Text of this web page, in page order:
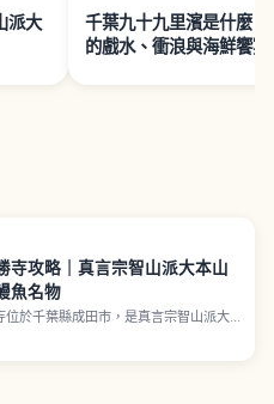
派大
千葉九十九里濱是什麼？
的戲水、衝浪與海鮮饗宴
寺攻略｜真言宗智山派大本山
魚名物
位於千葉縣成田市，是真言宗智山派大
3年（940年）開山。本尊不動明王據傳
願後雕刻並開眼。三重塔與仁王門為國